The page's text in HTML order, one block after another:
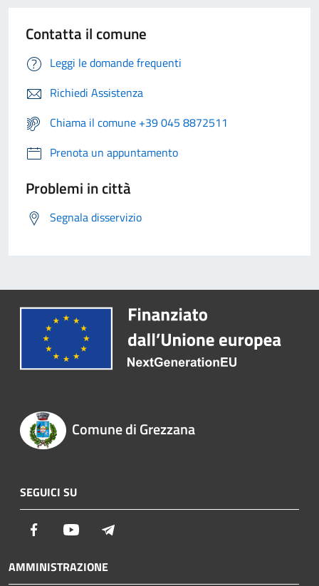
Contatta il comune
Leggi le domande frequenti
Richiedi Assistenza
Chiama il comune +39 045 8872511
Prenota un appuntamento
Problemi in città
Segnala disservizio
Comune di Grezzana
SEGUICI SU
Facebook Youtube
AMMINISTRAZIONE